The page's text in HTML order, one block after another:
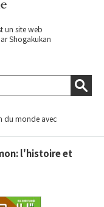
un site web
Shogakukan
du monde avec
l'histoire et